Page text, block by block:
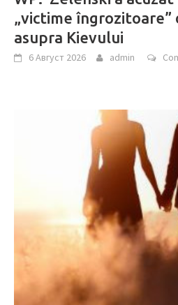
„victime îngrozitoare”
asupra Kievului
6 Август 2026 admin